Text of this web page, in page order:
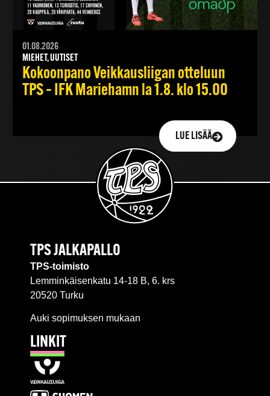
01.08.2026
MIEHET, UUTISET
Kokoonpano Veikkausliigan otteluun
TPS – IFK Mariehamn la 1.8. klo 15.00
LUE LISÄÄ
TPS JALKAPALLO
TPS-toimisto
Lemminkäisenkatu 14-18 B, 6. krs
20520 Turku
Auki sopimuksen mukaan
LINKIT